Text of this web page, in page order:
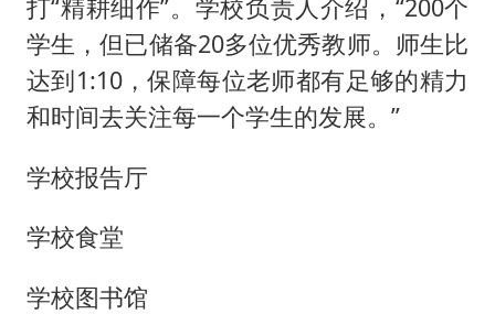
打“精耕细作”。学校负责人介绍，“200个
学生，但已储备20多位优秀教师。师生比
达到1:10，保障每位老师都有足够的精力
和时间去关注每一个学生的发展。”
学校报告厅
学校食堂
学校图书馆